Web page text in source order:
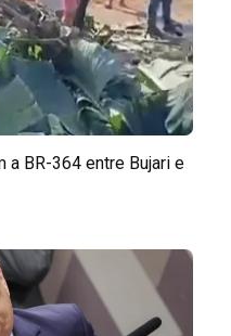
a BR-364 entre Bujari e